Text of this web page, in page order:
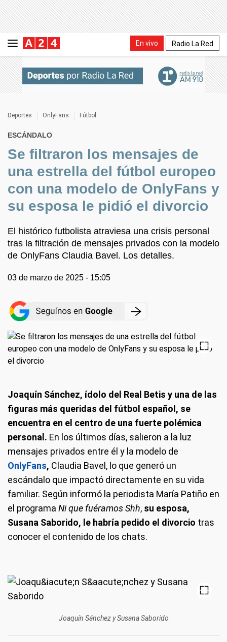
En vivo Radio La Red
Deportes OnlyFans Fútbol
ESCÁNDALO
Se filtraron los mensajes de
una estrella del fútbol europeo
con una modelo de OnlyFans y
su esposa le pidió el divorcio
El histórico futbolista atraviesa una crisis personal
tras la filtración de mensajes privados con la modelo
de OnlyFans Claudia Bavel. Los detalles.
03 de marzo de 2025 - 15:05
Joaquín Sánchez, ídolo del Real Betis y una de las
figuras más queridas del fútbol español, se
encuentra en el centro de una fuerte polémica
personal. En los últimos días, salieron a la luz
mensajes privados entre él y la modelo de
OnlyFans, Claudia Bavel, lo que generó un
escándalo que impactó directamente en su vida
familiar. Según informó la periodista María Patiño en
el programa Ni que fuéramos Shh, su esposa,
Susana Saborido, le habría pedido el divorcio tras
conocer el contenido de los chats.
Joaquín Sánchez y Susana Saborido